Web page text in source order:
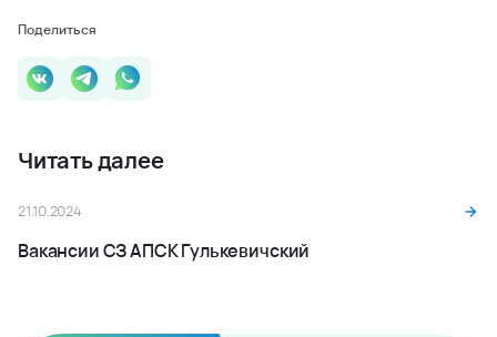
Поделиться
Читать далее
21.10.2024
Вакансии СЗ АПСК Гулькевичский